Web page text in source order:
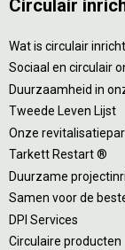
Circulair
Wat is circulair
Sociaal en circulair
Duurzaamheid in
Tweede Leven Lijst
Onze
Tarkett Restart ®
Duurzame
Samen voor de
DPI Services
Circulaire producten